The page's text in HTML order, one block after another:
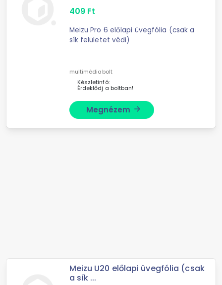
409 Ft
Meizu Pro 6 előlapi üvegfólia (csak a
sík felületet védi)
multimédiabolt
Készletinfó:
Érdeklődj a boltban!
Megnézem arrow_forward
Meizu U20 előlapi üvegfólia (csak
a sík ...